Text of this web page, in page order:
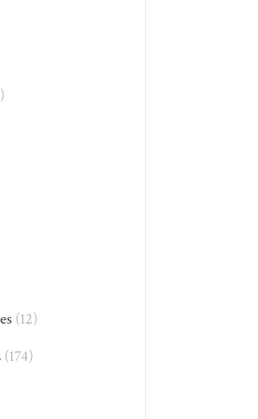
(12)
(174)